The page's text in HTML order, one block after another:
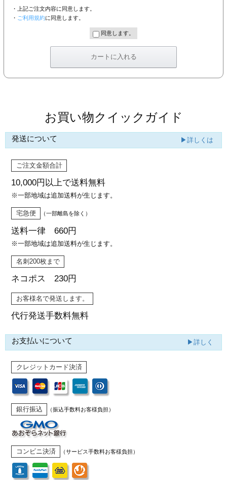
・上記ご注文内容に同意します。
・ ご利用規約に同意します。
同意します。
お買い物クイックガイド
発送について ▶詳しくは
ご注文金額合計
10,000円以上で送料無料
※一部地域は追加送料が生じます。
宅急便 （一部離島を除く）
送料一律 660円
※一部地域は追加送料が生じます。
名刺200枚まで
ネコポス 230円
お客様名で発送します。
代行発送手数料無料
お支払いについて ▶詳しく
クレジットカード決済
銀行振込 （振込手数料お客様負担）
コンビニ決済 （サービス手数料お客様負担）